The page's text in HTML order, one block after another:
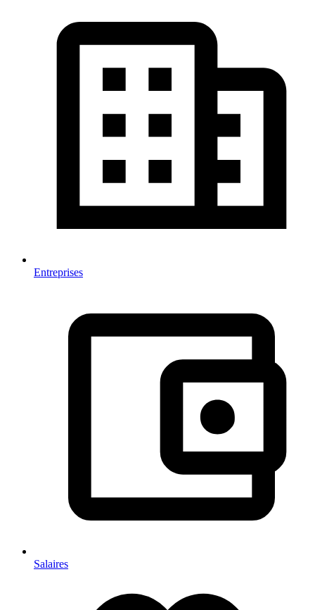
Entreprises
Salaires